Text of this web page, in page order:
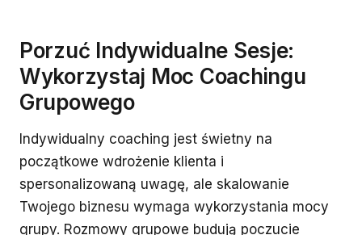
Porzuć Indywidualne Sesje:
Wykorzystaj Moc Coachingu
Grupowego
Indywidualny coaching jest świetny na
początkowe wdrożenie klienta i
spersonalizowaną uwagę, ale skalowanie
Twojego biznesu wymaga wykorzystania mocy
grupy. Rozmowy grupowe budują poczucie